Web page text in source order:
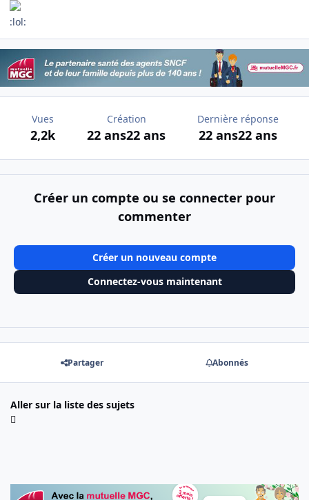
:lol:
Vues
2,2k
Création
22 ans22 ans
Dernière réponse
22 ans22 ans
Créer un compte ou se connecter pour
commenter
Créer un nouveau compte
Connectez-vous maintenant
Partager Abonnés
Aller sur la liste des sujets